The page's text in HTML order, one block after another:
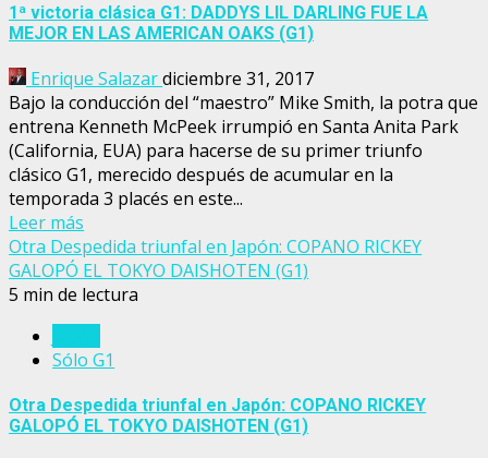
1ª victoria clásica G1: DADDYS LIL DARLING FUE LA
MEJOR EN LAS AMERICAN OAKS (G1)
Enrique Salazardiciembre 31, 2017
Bajo la conducción del “maestro” Mike Smith, la potra que
entrena Kenneth McPeek irrumpió en Santa Anita Park
(California, EUA) para hacerse de su primer triunfo
clásico G1, merecido después de acumular en la
temporada 3 placés en este...
Leer más
Otra Despedida triunfal en Japón: COPANO RICKEY
GALOPÓ EL TOKYO DAISHOTEN (G1)
5 min de lectura
Sólo G1
Otra Despedida triunfal en Japón: COPANO RICKEY
GALOPÓ EL TOKYO DAISHOTEN (G1)